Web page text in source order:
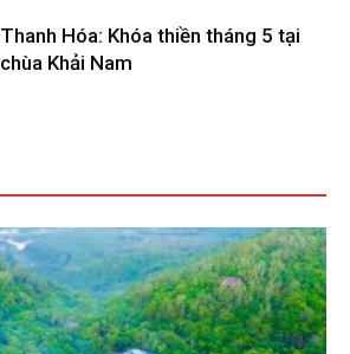
Thanh Hóa: Khóa thiền tháng 5 tại
chùa Khải Nam